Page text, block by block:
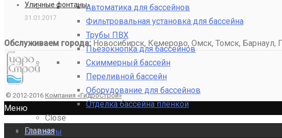
Автоматика для бассейнов
Фильтровальная установка для бассейна
Трубы ПВХ
Пьезокнопка для бассейнов
Скиммерный бассейн
Переливной бассейн
Оборудование для бассейнов
Отделка бассейна пленкой
Close
Контакты
Уличные фонтаны
31.01.2017
Обслуживаем города: Новосибирск, Кемерово, Омск, Томск, Барнаул,
© 2012-2016 Компания «ГидроСтрой»
Меню
Главная